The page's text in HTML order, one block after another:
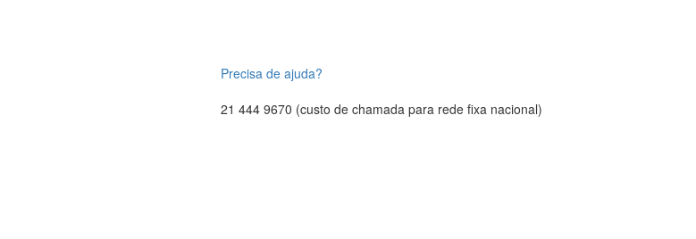
Precisa de ajuda?
21 444 9670 (custo de chamada para rede fixa nacional)